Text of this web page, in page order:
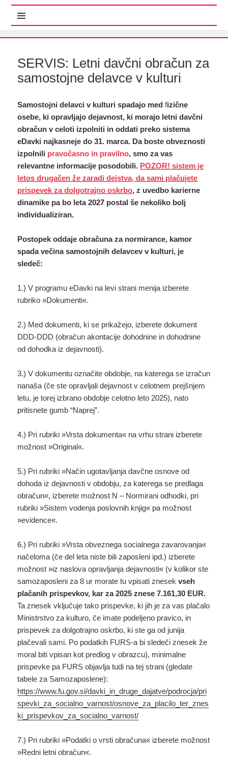
SERVIS: Letni davčni obračun za
samostojne delavce v kulturi
Samostojni delavci v kulturi spadajo medfizične
osebe, ki opravljajo dejavnost, ki morajo letni davčni
obračun v celoti izpolniti in oddati preko sistema
eDavki najkasneje do 31. marca. Da boste obveznosti
izpolnili pravočasno in pravilno, smo za vas
relevantne informacije posodobili. POZOR! sistem je
letos drugačen že zaradi dejstva, da sami plačujete
prispevek za dolgotrajno oskrbo, z uvedbo karierne
dinamike pa bo leta 2027 postal še nekoliko bolj
individualiziran.
Postopek oddaje obračuna za normirance, kamor
spada večina samostojnih delavcev v kulturi, je
sledeč:
1.) V programu eDavki na levi strani menija izberete
rubriko »Dokumenti«.
2.) Med dokumenti, ki se prikažejo, izberete dokument
DDD-DDD (obračun akontacije dohodnine in dohodnine
od dohodka iz dejavnosti).
3.) V dokumentu označite obdobje, na katerega se izračun
nanaša (če ste opravljali dejavnost v celotnem prejšnjem
letu, je torej izbrano obdobje celotno leto 2025), nato
pritisnete gumb “Naprej”.
4.) Pri rubriki »Vrsta dokumenta« na vrhu strani izberete
možnost »Original«.
5.) Pri rubriki »Način ugotavljanja davčne osnove od
dohoda iz dejavnosti v obdobju, za katerega se predlaga
obračun«, izberete možnost N – Normirani odhodki, pri
rubriki »Sistem vodenja poslovnih knjig« pa možnost
»evidence«.
6.) Pri rubriki »Vrsta obveznega socialnega zavarovanja«
načeloma (če del leta niste bili zaposleni ipd.) izberete
možnost »iz naslova opravljanja dejavnosti« (v kolikor ste
samozaposleni za 8 ur morate tu vpisati znesekvseh
plačanih prispevkov, kar za 2025 znese 7.161,30 EUR.
Ta znesek vključuje tako prispevke, ki jih je za vas plačalo
Ministrstvo za kulturo, če imate podeljeno pravico, in
prispevek za dolgotrajno oskrbo, ki ste ga od junija
plačevali sami. Po podatkih FURS-a bi sledeči znesek že
moral biti vpisan kot predlog v obrazcu), minimalne
prispevke pa FURS objavlja tudi na tej strani (gledate
tabele za Samozaposlene):
https://www.fu.gov.si/davki_in_druge_dajatve/podrocja/pri
spevki_za_socialno_varnost/osnove_za_placilo_ter_znes
ki_prispevkov_za_socialno_varnost/
7.) Pri rubriki »Podatki o vrsti obračuna« izberete možnost
»Redni letni obračun«.